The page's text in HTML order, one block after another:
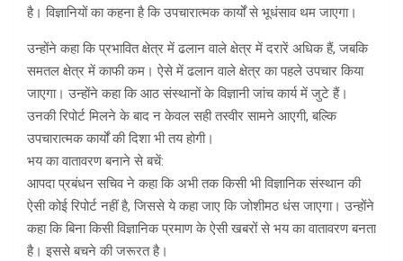
है। विज्ञानियों का कहना है कि उपचारात्मक कार्यों से भूधंसाव थम जाएगा।
उन्होंने कहा कि प्रभावित क्षेत्र में ढलान वाले क्षेत्र में दरारें अधिक हैं, जबकि
समतल क्षेत्र में काफी कम। ऐसे में ढलान वाले क्षेत्र का पहले उपचार किया
जाएगा। उन्होंने कहा कि आठ संस्थानों के विज्ञानी जांच कार्य में जुटे हैं।
उनकी रिपोर्ट मिलने के बाद न केवल सही तस्वीर सामने आएगी, बल्कि
उपचारात्मक कार्यों की दिशा भी तय होगी।
भय का वातावरण बनाने से बचें:
आपदा प्रबंधन सचिव ने कहा कि अभी तक किसी भी विज्ञानिक संस्थान की
ऐसी कोई रिपोर्ट नहीं है, जिससे ये कहा जाए कि जोशीमठ धंस जाएगा। उन्होंने
कहा कि बिना किसी विज्ञानिक प्रमाण के ऐसी खबरों से भय का वातावरण बनता
है। इससे बचने की जरूरत है।